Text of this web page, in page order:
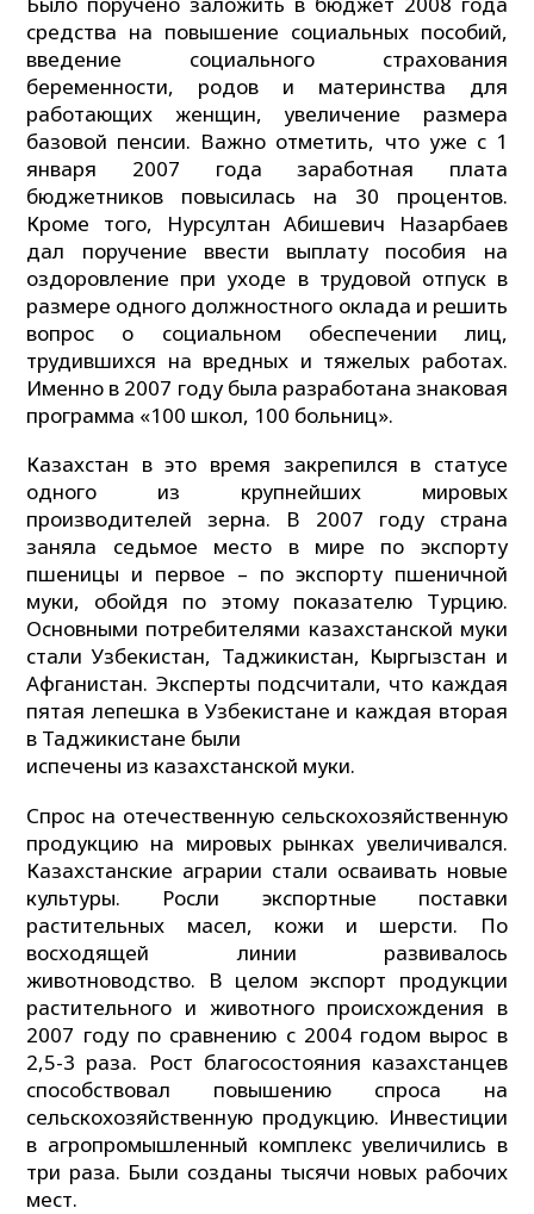
средства на повышение социальных пособий,
введение социального страхования
беременности, родов и материнства для
работающих женщин, увеличение размера
базовой пенсии. Важно отметить, что уже с 1
января 2007 года заработная плата
бюджетников повысилась на 30 процентов.
Кроме того, Нурсултан Абишевич Назарбаев
дал поручение ввести выплату пособия на
оздоровление при уходе в трудовой отпуск в
размере одного должностного оклада и решить
вопрос о социальном обеспечении лиц,
трудившихся на вредных и тяжелых работах.
Именно в 2007 году была разработана знаковая
программа «100 школ, 100 больниц».
Казахстан в это время закрепился в статусе
одного из крупнейших мировых
производителей зерна. В 2007 году страна
заняла седьмое место в мире по экспорту
пшеницы и первое – по экспорту пшеничной
муки, обойдя по этому показателю Турцию.
Основными потребителями казахстанской муки
стали Узбекистан, Таджикистан, Кыргызстан и
Афганистан. Эксперты подсчитали, что каждая
пятая лепешка в Узбекистане и каждая вторая
в Таджикистане были
испечены из казахстанской муки.
Спрос на отечественную сельскохозяйственную
продукцию на мировых рынках увеличивался.
Казахстанские аграрии стали осваивать новые
культуры. Росли экспортные поставки
растительных масел, кожи и шерсти. По
восходящей линии развивалось
животноводство. В целом экспорт продукции
растительного и животного происхождения в
2007 году по сравнению с 2004 годом вырос в
2,5-3 раза. Рост благосостояния казахстанцев
способствовал повышению спроса на
сельскохозяйственную продукцию. Инвестиции
в агропромышленный комплекс увеличились в
три раза. Были созданы тысячи новых рабочих
мест.